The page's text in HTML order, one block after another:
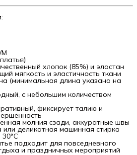
хлопок (85%) и эластан
мягкость и эластичность ткани
(минимальная длина указана на
с небольшим количеством
фиксирует талию и
молния сзади, аккуратные швы
или деликатная машинная стирка
подходит для повседневного
и праздничных мероприятий